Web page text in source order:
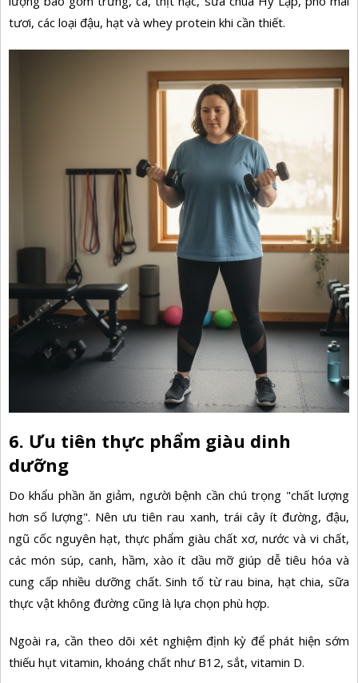
tươi, các loại đậu, hạt và whey protein khi cần thiết.
6. Ưu tiên thực phẩm giàu dinh
dưỡng
Do khẩu phần ăn giảm, người bệnh cần chú trọng "chất lượng
hơn số lượng". Nên ưu tiên rau xanh, trái cây ít đường, đậu,
ngũ cốc nguyên hạt, thực phẩm giàu chất xơ, nước và vi chất,
các món súp, canh, hầm, xào ít dầu mỡ giúp dễ tiêu hóa và
cung cấp nhiều dưỡng chất. Sinh tố từ rau bina, hạt chia, sữa
thực vật không đường cũng là lựa chọn phù hợp.
Ngoài ra, cần theo dõi xét nghiệm định kỳ để phát hiện sớm
thiếu hụt vitamin, khoáng chất như B12, sắt, vitamin D.